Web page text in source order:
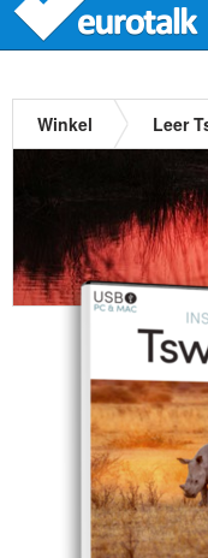
Winkel Leer